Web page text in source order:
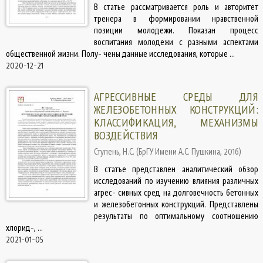
В статье рассматривается роль и авторитет
тренера в формировании нравственной
позиции молодежи. Показан процесс
воспитания молодежи с разными аспектами
общественной жизни. Полу- чены данные исследования, которые ...
2020-12-21
АГРЕССИВНЫЕ СРЕДЫ ДЛЯ
ЖЕЛЕЗОБЕТОННЫХ КОНСТРУКЦИЙ:
КЛАССИФИКАЦИЯ, МЕХАНИЗМЫ
ВОЗДЕЙСТВИЯ
Ступень, Н.С. (БрГУ Имени А.С. Пушкина, 2016)
В статье представлен аналитический обзор
исследований по изучению влияния различных
агрес- сивных сред на долговечность бетонных
и железобетонных конструкций. Представлены
результаты по оптимальному соотношению
хлорид-, ...
2021-01-05